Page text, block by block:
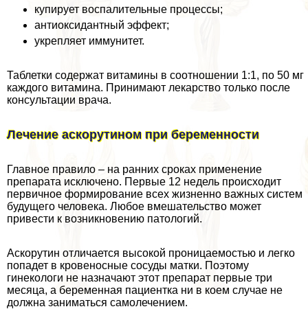
купирует воспалительные процессы;
антиоксидантный эффект;
укрепляет иммунитет.
Таблетки содержат витамины в соотношении 1:1, по 50 мг
каждого витамина. Принимают лекарство только после
консультации врача.
Лечение аскорутином при беременности
Главное правило – на ранних сроках применение
препарата исключено. Первые 12 недель происходит
первичное формирование всех жизненно важных систем
будущего человека. Любое вмешательство может
привести к возникновению патологий.
Аскорутин отличается высокой проницаемостью и легко
попадет в кровеносные сосуды матки. Поэтому
гинекологи не назначают этот препарат первые три
месяца, а беременная пациентка ни в коем случае не
должна заниматься самолечением.